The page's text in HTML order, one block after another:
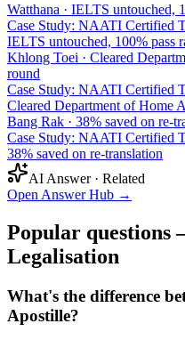
Watthana · IELTS untouched,
Case Study: NAATI Certified
IELTS untouched, 100% pass
Khlong Toei · Cleared
round
Case Study: NAATI Certified
Cleared Department of Home
Bang Rak · 38% saved on re-
Case Study: NAATI Certified
38% saved on re-translation
AI Answer · Related
Open Answer Hub →
Popular questions
Legalisation
What's the difference
Apostille?